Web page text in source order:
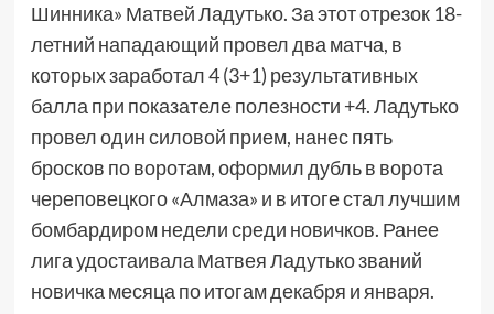
Шинника» Матвей Ладутько. За этот отрезок 18-
летний нападающий провел два матча, в
которых заработал 4 (3+1) результативных
балла при показателе полезности +4. Ладутько
провел один силовой прием, нанес пять
бросков по воротам, оформил дубль в ворота
череповецкого «Алмаза» и в итоге стал лучшим
бомбардиром недели среди новичков. Ранее
лига удостаивала Матвея Ладутько званий
новичка месяца по итогам декабря и января.